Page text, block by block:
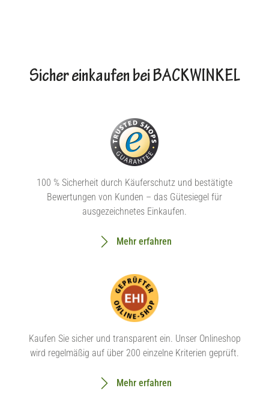
Sicher einkaufen bei BACKWINKEL
100 % Sicherheit durch Käuferschutz und bestätigte
Bewertungen von Kunden – das Gütesiegel für
ausgezeichnetes Einkaufen.
Mehr erfahren
Kaufen Sie sicher und transparent ein. Unser Onlineshop
wird regelmäßig auf über 200 einzelne Kriterien geprüft.
Mehr erfahren